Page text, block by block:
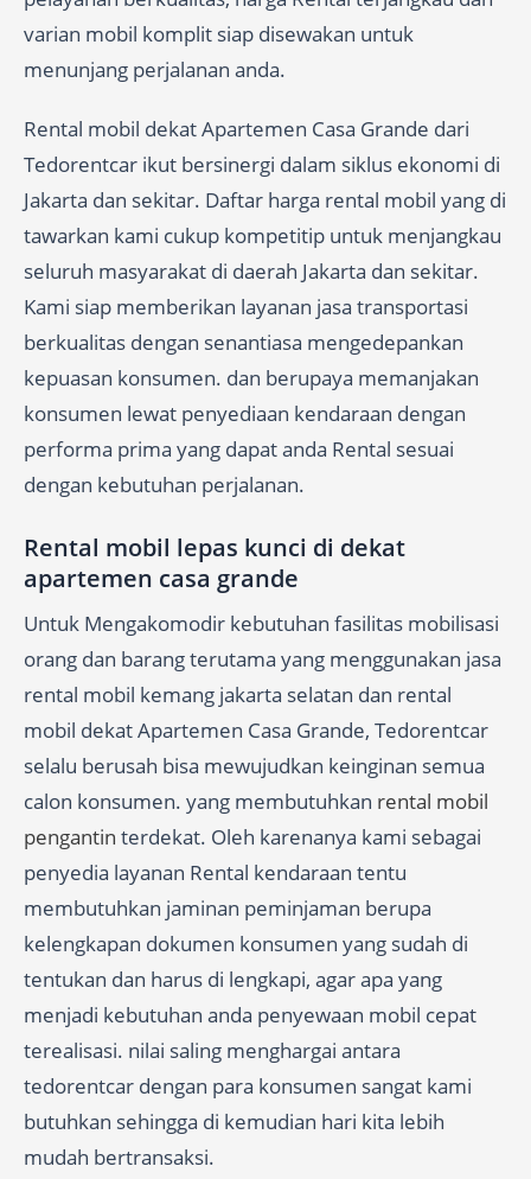
varian mobil komplit siap disewakan untuk
menunjang perjalanan anda.
Rental mobil dekat Apartemen Casa Grande dari
Tedorentcar ikut bersinergi dalam siklus ekonomi di
Jakarta dan sekitar. Daftar harga rental mobil yang di
tawarkan kami cukup kompetitip untuk menjangkau
seluruh masyarakat di daerah Jakarta dan sekitar.
Kami siap memberikan layanan jasa transportasi
berkualitas dengan senantiasa mengedepankan
kepuasan konsumen. dan berupaya memanjakan
konsumen lewat penyediaan kendaraan dengan
performa prima yang dapat anda Rental sesuai
dengan kebutuhan perjalanan.
Rental mobil lepas kunci di dekat
apartemen casa grande
Untuk Mengakomodir kebutuhan fasilitas mobilisasi
orang dan barang terutama yang menggunakan jasa
rental mobil kemang jakarta selatan dan rental
mobil dekat Apartemen Casa Grande, Tedorentcar
selalu berusah bisa mewujudkan keinginan semua
calon konsumen. yang membutuhkan rental mobil
pengantin terdekat. Oleh karenanya kami sebagai
penyedia layanan Rental kendaraan tentu
membutuhkan jaminan peminjaman berupa
kelengkapan dokumen konsumen yang sudah di
tentukan dan harus di lengkapi, agar apa yang
menjadi kebutuhan anda penyewaan mobil cepat
terealisasi. nilai saling menghargai antara
tedorentcar dengan para konsumen sangat kami
butuhkan sehingga di kemudian hari kita lebih
mudah bertransaksi.